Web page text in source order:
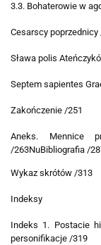
3.3. Bohaterowie w
Cesarscy poprzednicy
Sława polis
Septem sapientes
Zakończenie /251
Aneks. Mennice
/263NuBibliografia /
Wykaz skrótów /313
Indeksy
Indeks 1. Postacie
personifikacje /319